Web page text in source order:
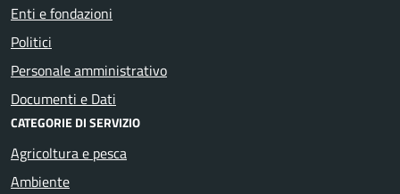
Enti e fondazioni
Politici
Personale amministrativo
Documenti e Dati
CATEGORIE DI SERVIZIO
Agricoltura e pesca
Ambiente